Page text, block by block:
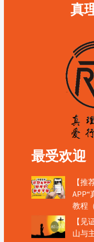
真
最受欢迎
【推
APP“
教程
【见
山与